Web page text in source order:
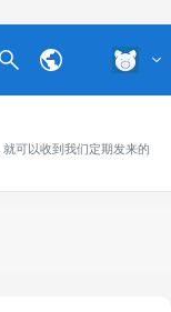
可以收到我们定期发来的